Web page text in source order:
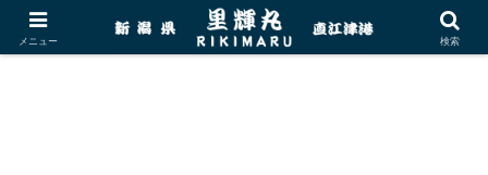
メニュー 検索